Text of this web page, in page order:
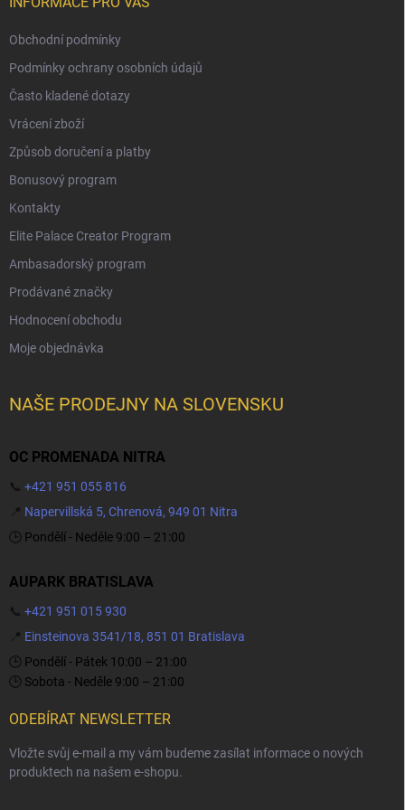
Obchodní podmínky
Podmínky ochrany osobních údajů
Často kladené dotazy
Vrácení zboží
Způsob doručení a platby
Bonusový program
Kontakty
Elite Palace Creator Program
Ambasadorský program
Prodávané značky
Hodnocení obchodu
Moje objednávka
NAŠE PRODEJNY NA SLOVENSKU
OC PROMENADA NITRA
📞 +421 951 055 816
📍 Napervillská 5, Chrenová, 949 01 Nitra
🕒 Pondělí - Neděle 9:00 – 21:00
AUPARK BRATISLAVA
📞 +421 951 015 930
📍 Einsteinova 3541/18, 851 01 Bratislava
🕒 Pondělí - Pátek 10:00 – 21:00
🕒 Sobota - Neděle 9:00 – 21:00
ODEBÍRAT NEWSLETTER
Vložte svůj e-mail a my vám budeme zasílat informace o nových
produktech na našem e-shopu.